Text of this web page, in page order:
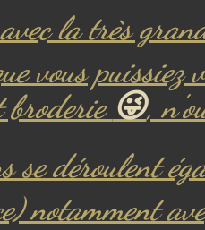
la très
vous puissiez
broderie 😜,
déroulent
notamment